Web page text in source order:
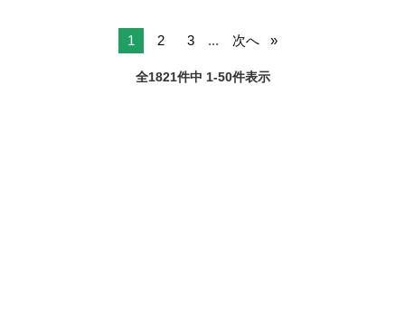
1 2 3 ... 次へ
全1821件中 1-50件表示